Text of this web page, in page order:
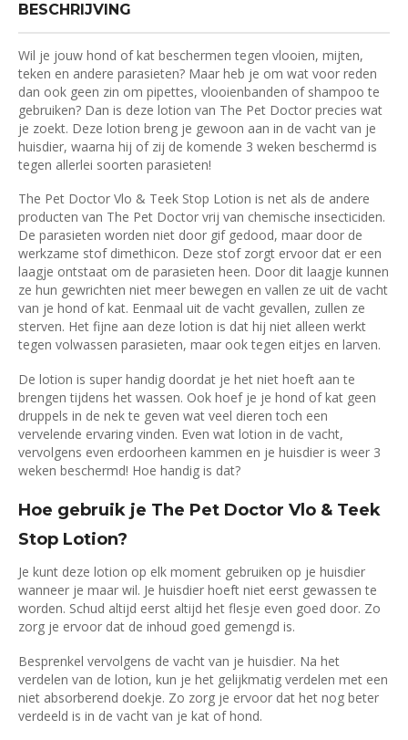
BESCHRIJVING
Wil je jouw hond of kat beschermen tegen vlooien, mijten,
teken en andere parasieten? Maar heb je om wat voor reden
dan ook geen zin om pipettes, vlooienbanden of shampoo te
gebruiken? Dan is deze lotion van The Pet Doctor precies wat
je zoekt. Deze lotion breng je gewoon aan in de vacht van je
huisdier, waarna hij of zij de komende 3 weken beschermd is
tegen allerlei soorten parasieten!
The Pet Doctor Vlo & Teek Stop Lotion is net als de andere
producten van The Pet Doctor vrij van chemische insecticiden.
De parasieten worden niet door gif gedood, maar door de
werkzame stof dimethicon. Deze stof zorgt ervoor dat er een
laagje ontstaat om de parasieten heen. Door dit laagje kunnen
ze hun gewrichten niet meer bewegen en vallen ze uit de vacht
van je hond of kat. Eenmaal uit de vacht gevallen, zullen ze
sterven. Het fijne aan deze lotion is dat hij niet alleen werkt
tegen volwassen parasieten, maar ook tegen eitjes en larven.
De lotion is super handig doordat je het niet hoeft aan te
brengen tijdens het wassen. Ook hoef je je hond of kat geen
druppels in de nek te geven wat veel dieren toch een
vervelende ervaring vinden. Even wat lotion in de vacht,
vervolgens even erdoorheen kammen en je huisdier is weer 3
weken beschermd! Hoe handig is dat?
Hoe gebruik je The Pet Doctor Vlo & Teek
Stop Lotion?
Je kunt deze lotion op elk moment gebruiken op je huisdier
wanneer je maar wil. Je huisdier hoeft niet eerst gewassen te
worden. Schud altijd eerst altijd het flesje even goed door. Zo
zorg je ervoor dat de inhoud goed gemengd is.
Besprenkel vervolgens de vacht van je huisdier. Na het
verdelen van de lotion, kun je het gelijkmatig verdelen met een
niet absorberend doekje. Zo zorg je ervoor dat het nog beter
verdeeld is in de vacht van je kat of hond.